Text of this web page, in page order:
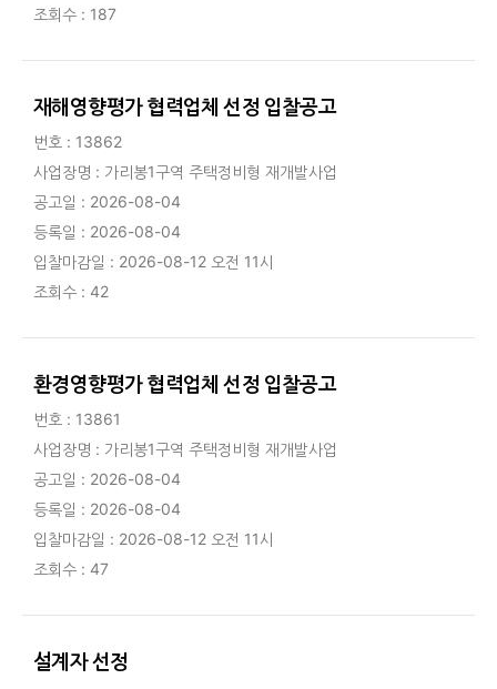
조회수 : 187
재해영향평가 협력업체 선정 입찰공고
번호 : 13862
사업장명 : 가리봉1구역 주택정비형 재개발사업
공고일 : 2026-08-04
등록일 : 2026-08-04
입찰마감일 : 2026-08-12 오전 11시
조회수 : 42
환경영향평가 협력업체 선정 입찰공고
번호 : 13861
사업장명 : 가리봉1구역 주택정비형 재개발사업
공고일 : 2026-08-04
등록일 : 2026-08-04
입찰마감일 : 2026-08-12 오전 11시
조회수 : 47
설계자 선정